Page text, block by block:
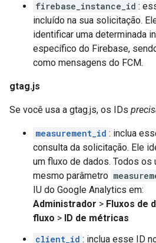
firebase_instance_id :
incluído na sua solicitação.
identificar uma determinada
específico do Firebase,
como mensagens do FCM.
gtag.js
Se você usa a gtag.js, os IDs
measurement_id : inclua
consulta da solicitação. Ele
um fluxo de dados. Todos
mesmo parâmetro
IU do Google Analytics em:
Administrador > Fluxos de
fluxo > ID de métricas
client_id : inclua esse ID